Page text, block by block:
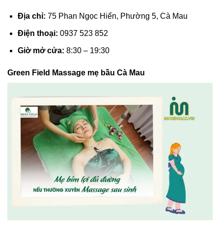
Địa chỉ: 75 Phan Ngọc Hiển, Phường 5, Cà Mau
Điện thoại: 0937 523 852
Giờ mở cửa: 8:30 – 19:30
Green Field Massage mẹ bầu Cà Mau